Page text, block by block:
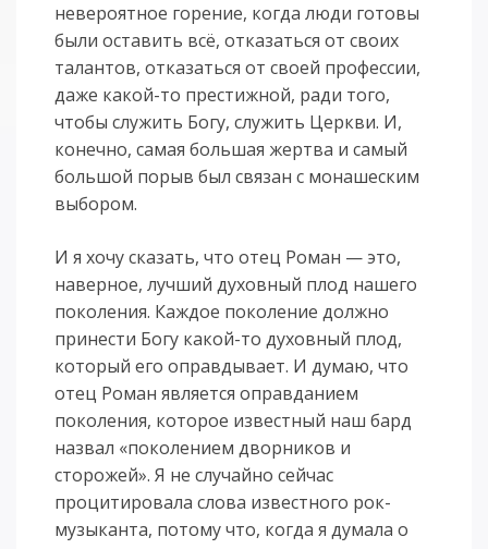
невероятное горение, когда люди готовы
были оставить всё, отказаться от своих
талантов, отказаться от своей профессии,
даже какой-то престижной, ради того,
чтобы служить Богу, служить Церкви. И,
конечно, самая большая жертва и самый
большой порыв был связан с монашеским
выбором.
И я хочу сказать, что отец Роман — это,
наверное, лучший духовный плод нашего
поколения. Каждое поколение должно
принести Богу какой-то духовный плод,
который его оправдывает. И думаю, что
отец Роман является оправданием
поколения, которое известный наш бард
назвал «поколением дворников и
сторожей». Я не случайно сейчас
процитировала слова известного рок-
музыканта, потому что, когда я думала о